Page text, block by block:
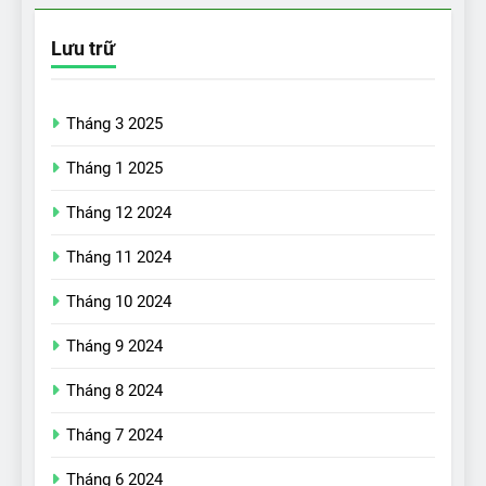
Lưu trữ
Tháng 3 2025
Tháng 1 2025
Tháng 12 2024
Tháng 11 2024
Tháng 10 2024
Tháng 9 2024
Tháng 8 2024
Tháng 7 2024
Tháng 6 2024